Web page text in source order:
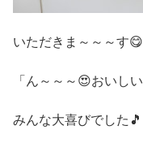
いただきま～～～す😋
「ん～～～😍おいし
みんな大喜びでした🎵